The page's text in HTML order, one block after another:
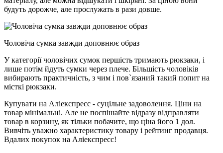
будуть дорожче, але прослужать в рази довше.
Чоловіча сумка завжди доповнює образ
У категорії чоловічих сумок першість тримають рюкзаки, і
лише потім йдуть сумки через плече. Більшість чоловіків
вибирають практичність, з чим і пов`язаний такий попит на
місткі рюкзаки.
Купувати на Аліекспресс - суцільне задоволення. Ціни на
товар мінімальні. Але не поспішайте відразу відправляти
товар в корзину, як тільки побачите, що ціна його 1 дол.
Вивчіть уважно характеристику товару і рейтинг продавця.
Вдалих покупок на Аліекспресс!